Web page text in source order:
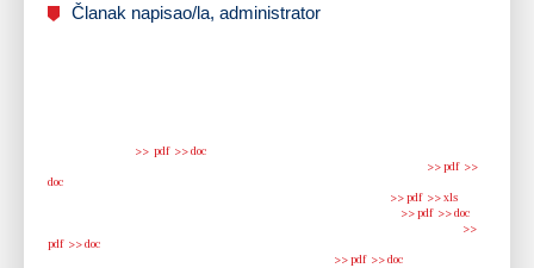
Članak napisao/la, administrator
>> pdf >> doc
>> pdf >>
doc
>> pdf >> xls
>> pdf >> doc
>>
pdf >> doc
>> pdf >> doc